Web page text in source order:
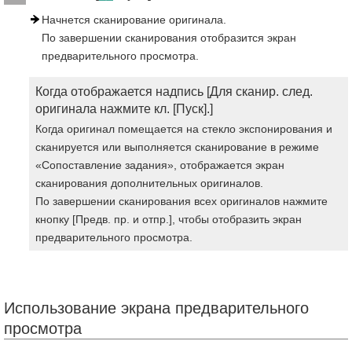
Начнется сканирование оригинала.
По завершении сканирования отобразится экран
предварительного просмотра.
Когда отображается надпись [Для сканир. след.
оригинала нажмите кл. [Пуск].]
Когда оригинал помещается на стекло экспонирования и
сканируется или выполняется сканирование в режиме
«Сопоставление задания», отображается экран
сканирования дополнительных оригиналов.
По завершении сканирования всех оригиналов нажмите
кнопку [Предв. пр. и отпр.], чтобы отобразить экран
предварительного просмотра.
Использование экрана предварительного
просмотра